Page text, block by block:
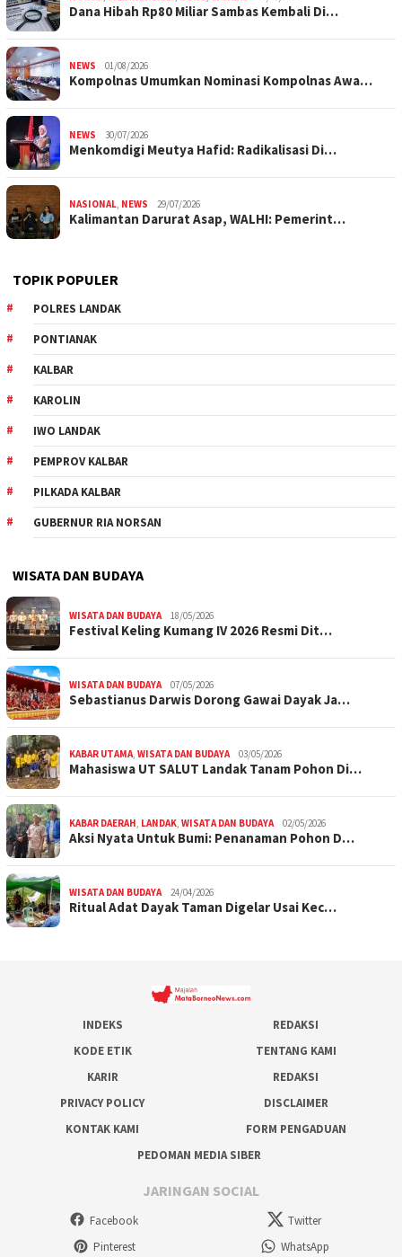
Dana Hibah Rp80 Miliar Sambas Kembali Di…
NEWS 01/08/2026
Kompolnas Umumkan Nominasi Kompolnas Awa…
NEWS 30/07/2026
Menkomdigi Meutya Hafid: Radikalisasi Di…
NASIONAL NEWS 29/07/2026
Kalimantan Darurat Asap, WALHI: Pemerint…
TOPIK POPULER
POLRES LANDAK
PONTIANAK
KALBAR
KAROLIN
IWO LANDAK
PEMPROV KALBAR
PILKADA KALBAR
GUBERNUR RIA NORSAN
WISATA DAN BUDAYA
WISATA DAN BUDAYA 18/05/2026
Festival Keling Kumang IV 2026 Resmi Dit…
WISATA DAN BUDAYA 07/05/2026
Sebastianus Darwis Dorong Gawai Dayak Ja…
KABAR UTAMA WISATA DAN BUDAYA 03/05/2026
Mahasiswa UT SALUT Landak Tanam Pohon Di…
KABAR DAERAH LANDAK WISATA DAN BUDAYA 02/05/2026
Aksi Nyata Untuk Bumi: Penanaman Pohon D…
WISATA DAN BUDAYA 24/04/2026
Ritual Adat Dayak Taman Digelar Usai Kec…
INDEKS
REDAKSI
KODE ETIK
TENTANG KAMI
KARIR
REDAKSI
PRIVACY POLICY
DISCLAIMER
KONTAK KAMI
FORM PENGADUAN
PEDOMAN MEDIA SIBER
JARINGAN SOCIAL
Facebook
Twitter
Pinterest
WhatsApp